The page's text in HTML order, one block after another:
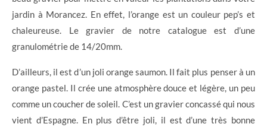
jardin à Morancez. En effet, l’orange est un couleur pep’s et
chaleureuse. Le gravier de notre catalogue est d’une
granulométrie de 14/20mm.
D’ailleurs, il est d’un joli orange saumon. Il fait plus penser à un
orange pastel. Il crée une atmosphère douce et légère, un peu
comme un coucher de soleil. C’est un gravier concassé qui nous
vient d’Espagne. En plus d’être joli, il est d’une très bonne